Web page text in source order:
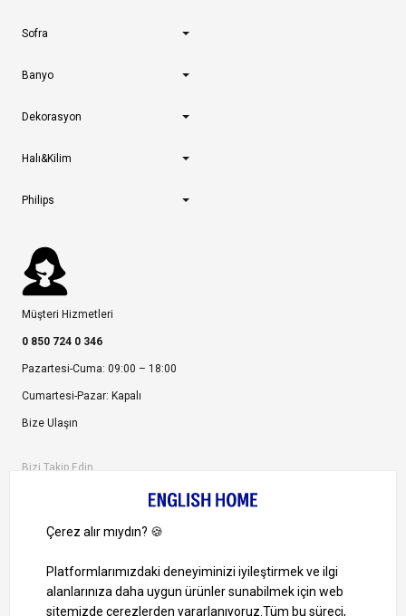
Sofra
Banyo
Dekorasyon
Halı&Kilim
Philips
Müşteri Hizmetleri
0 850 724 0 346
Pazartesi-Cuma: 09:00 – 18:00
Cumartesi-Pazar: Kapalı
Bize Ulaşın
Bizi Takip Edin
1000 TL ve Üzeri Alışverişlerinizde Kargo Bedava!